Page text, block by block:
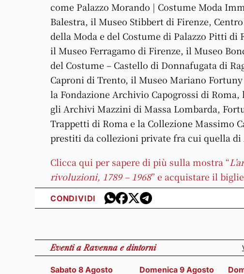
come Palazzo Morando | Costume Moda
Balestra, il Museo Stibbert di Firenze,
della Moda e del Costume di Palazzo Pitti
il Museo Ferragamo di Firenze, il Museo
del Costume – Castello di Donnafugata di
Caproni di Trento, il Museo Mariano
la Fondazione Archivio Capogrossi di
gli Archivi Mazzini di Massa Lombarda,
Trappetti di Roma e la Collezione Massimo
prestiti da collezioni private fra cui quella di
Clicca qui per sapere di più sulla mostra “
rivoluzioni, 1789 – 1968” e acquistare il
CONDIVIDI
Eventia Ravenna e dintorni
Sabato 8 Agosto Domenica 9 Agosto